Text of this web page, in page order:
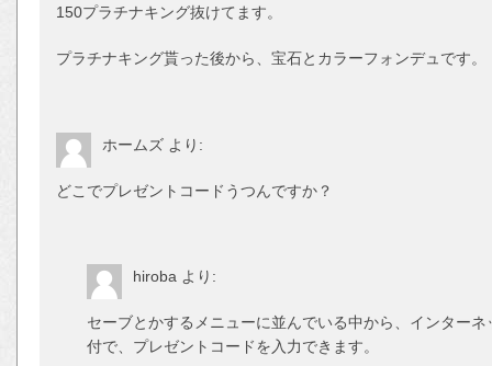
150プラチナキング抜けてます。
プラチナキング貰った後から、宝石とカラーフォンデュです。
ホームズ より:
どこでプレゼントコードうつんですか？
hiroba より:
セーブとかするメニューに並んでいる中から、インター
付で、プレゼントコードを入力できます。